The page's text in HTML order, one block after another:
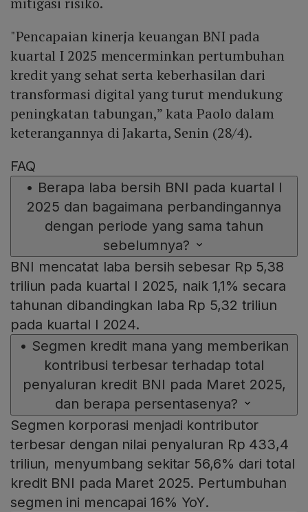
"Pencapaian kinerja keuangan BNI pada
kuartal I 2025 mencerminkan pertumbuhan
kredit yang sehat serta keberhasilan dari
transformasi digital yang turut mendukung
peningkatan tabungan,” kata Paolo dalam
keterangannya di Jakarta, Senin (28/4).
FAQ
• Berapa laba bersih BNI pada kuartal I
2025 dan bagaimana perbandingannya
dengan periode yang sama tahun
sebelumnya?
BNI mencatat laba bersih sebesar Rp 5,38
triliun pada kuartal I 2025, naik 1,1% secara
tahunan dibandingkan laba Rp 5,32 triliun
pada kuartal I 2024.
• Segmen kredit mana yang memberikan
kontribusi terbesar terhadap total
penyaluran kredit BNI pada Maret 2025,
dan berapa persentasenya?
Segmen korporasi menjadi kontributor
terbesar dengan nilai penyaluran Rp 433,4
triliun, menyumbang sekitar 56,6% dari total
kredit BNI pada Maret 2025. Pertumbuhan
segmen ini mencapai 16% YoY.